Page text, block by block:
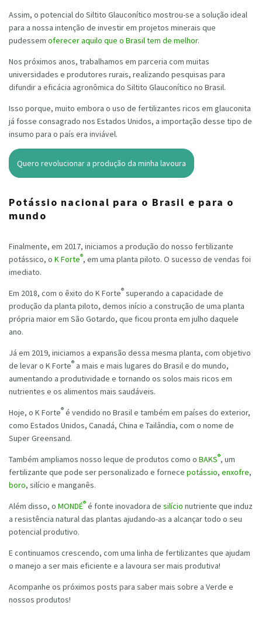
Assim, o potencial do Siltito Glauconítico mostrou-se a solução ideal
para a nossa intenção de investir em projetos minerais que
pudessem oferecer aquilo que o Brasil tem de melhor.
Nos próximos anos, trabalhamos em parceria com muitas
universidades e produtores rurais, realizando pesquisas para
difundir a eficácia agronômica do Siltito Glauconítico no Brasil.
Isso porque, muito embora o uso de fertilizantes ricos em glauconita
já fosse consagrado nos Estados Unidos, a importação desse tipo de
insumo para o país era inviável.
Quero revolucionar a produção da minha lavoura
Potássio nacional para o Brasil e para o
mundo
Finalmente, em 2017, iniciamos a produção do nosso fertilizante
potássico, o K Forte®, em uma planta piloto. O sucesso de vendas foi
imediato.
Em 2018, com o êxito do K Forte® superando a capacidade de
produção da planta piloto, demos início a construção de uma planta
própria maior em São Gotardo, que ficou pronta em julho daquele
ano.
Já em 2019, iniciamos a expansão dessa mesma planta, com objetivo
de levar o K Forte® a mais e mais lugares do Brasil e do mundo,
aumentando a produtividade e tornando os solos mais ricos em
nutrientes e os alimentos mais saudáveis.
Hoje, o K Forte® é vendido no Brasil e também em países do exterior,
como Estados Unidos, Canadá, China e Tailândia, com o nome de
Super Greensand.
Também ampliamos nosso leque de produtos como o BAKS®, um
fertilizante que pode ser personalizado e fornece potássio, enxofre,
boro, silício e manganês.
Além disso, o MONDÉ® é fonte inovadora de silício nutriente que induz
a resistência natural das plantas ajudando-as a alcançar todo o seu
potencial produtivo.
E continuamos crescendo, com uma linha de fertilizantes que ajudam
o manejo a ser mais eficiente e a lavoura ser mais produtiva!
Acompanhe os próximos posts para saber mais sobre a Verde e
nossos produtos!